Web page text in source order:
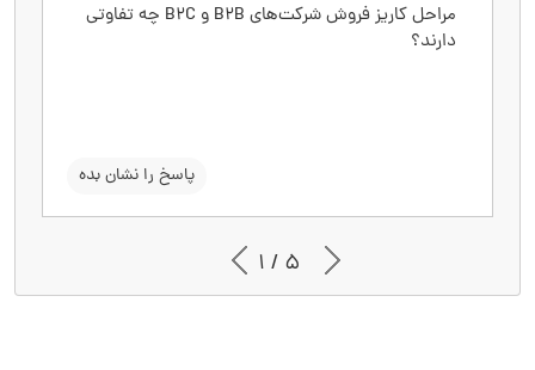
مراحل کاریز فروش شرکت‌های B2B و B2C چه تفاوتی
دارند؟
پاسخ را نشان بده
فرایند فروش سازمانی به زمان بیشتری نیاز دارد و
دردسرهای بیشتری دارد. در بالا در یک جدول مراحل
1 / 5